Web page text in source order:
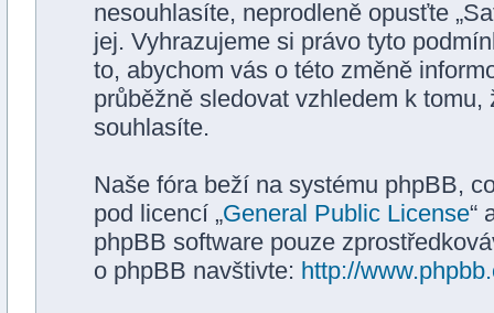
nesouhlasíte, neprodleně opusťte
jej. Vyhrazujeme si právo tyto
to, abychom vás o této změně
průběžně sledovat vzhledem k tomu,
souhlasíte.
Naše fóra beží na systému phpBB,
pod licencí „General Public License“
phpBB software pouze
o phpBB navštivte: http://